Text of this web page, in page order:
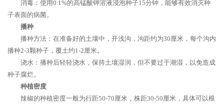
消毒：使用0.1%的高锰酸钾溶液浸泡种子15分钟，能够有效消灭种
子表面的病菌。
播种
播种方法：在准备好的土壤中，开浅沟，沟距约为30厘米，每个沟内
播种2-3颗种子，覆土约1-2厘米。
浇水：播种后轻轻浇水，保持土壤湿润，但不要过于潮湿，以免造成
种子腐烂。
种植密度
辣椒的种植密度一般为行距50-70厘米，株距30-50厘米，具体可以根